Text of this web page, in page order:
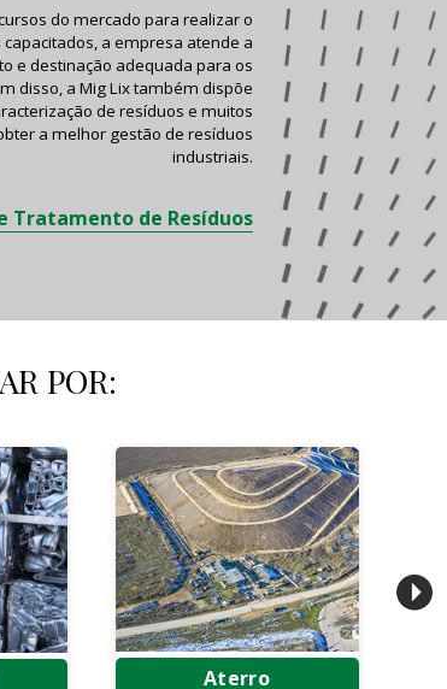
do mercado para realizar o
a empresa atende a
e destinação adequada para os
disso, a Mig Lix também dispõe
de resíduos e muitos
a melhor gestão de resíduos
industriais.
Tratamento de Resíduos
POR:
Aterro